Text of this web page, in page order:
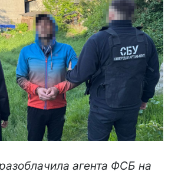
агента ФСБ на